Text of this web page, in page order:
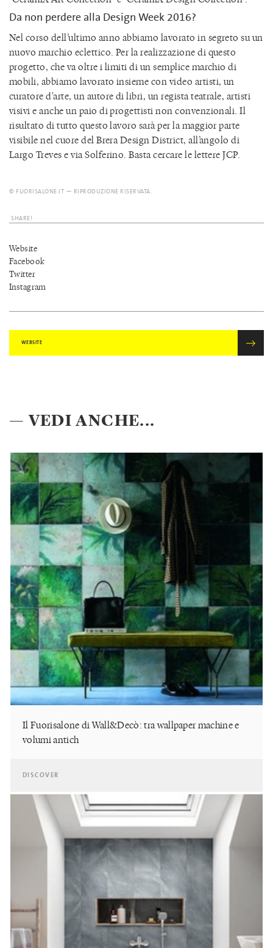
Da non perdere alla Design Week 2016?
Nel corso dell’ultimo anno abbiamo lavorato in segreto su un
nuovo marchio eclettico. Per la realizzazione di questo
progetto, che va oltre i limiti di un semplice marchio di
mobili, abbiamo lavorato insieme con video artisti, un
curatore d'arte, un autore di libri, un regista teatrale, artisti
visivi e anche un paio di progettisti non convenzionali. Il
risultato di tutto questo lavoro sarà per la maggior parte
visibile nel cuore del Brera Design District, all’angolo di
Largo Treves e via Solferino. Basta cercare le lettere JCP.
© FUORISALONE.IT — RIPRODUZIONE RISERVATA.
SHARE!
Website
Facebook
Twitter
Instagram
WEBSITE
— VEDI ANCHE...
Il Fuorisalone di Wall&Decò: tra wallpaper machine e
volumi antich
DISCOVER